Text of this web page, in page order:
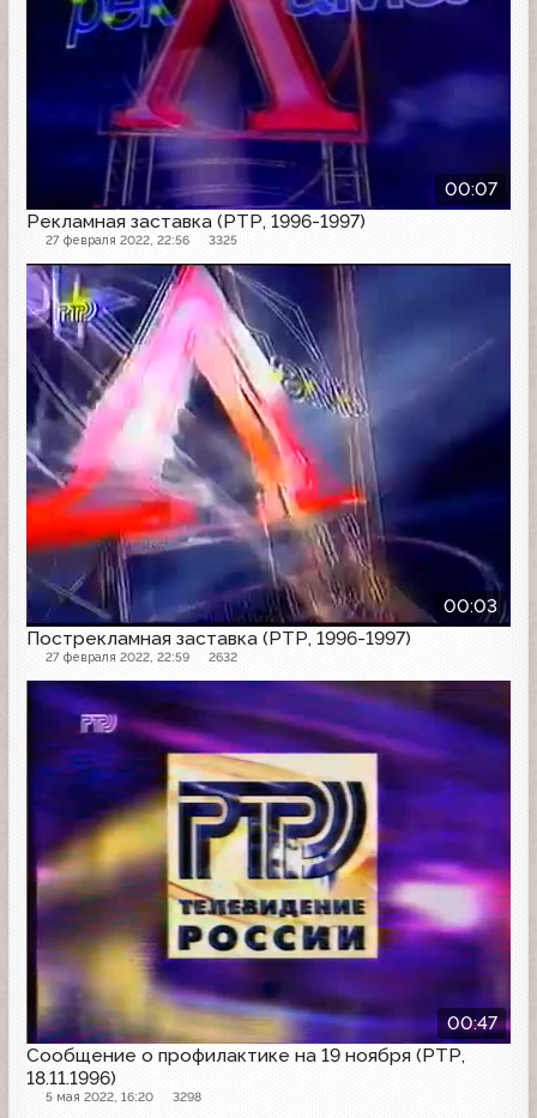
00:07
Рекламная заставка (РТР, 1996-1997)
27 февраля 2022, 22:56 3325
00:03
Пострекламная заставка (РТР, 1996-1997)
27 февраля 2022, 22:59 2632
Рекламная заставка
00:47
Сообщение о профилактике на 19 ноября (РТР,
18.11.1996)
5 мая 2022, 16:20 3298
Заставка